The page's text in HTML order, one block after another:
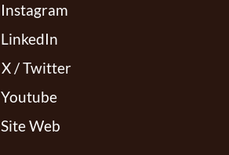
Instagram
LinkedIn
X / Twitter
Youtube
Site Web